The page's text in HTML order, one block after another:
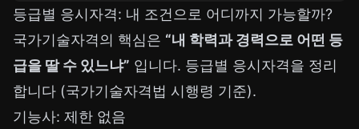
등급별 응시자격: 내 조건으로 어디까지 가능할까?
국가기술자격의 핵심은 “내 학력과 경력으로 어떤 등
급을 딸 수 있느냐” 입니다. 등급별 응시자격을 정리
합니다 (국가기술자격법 시행령 기준).
기능사: 제한 없음